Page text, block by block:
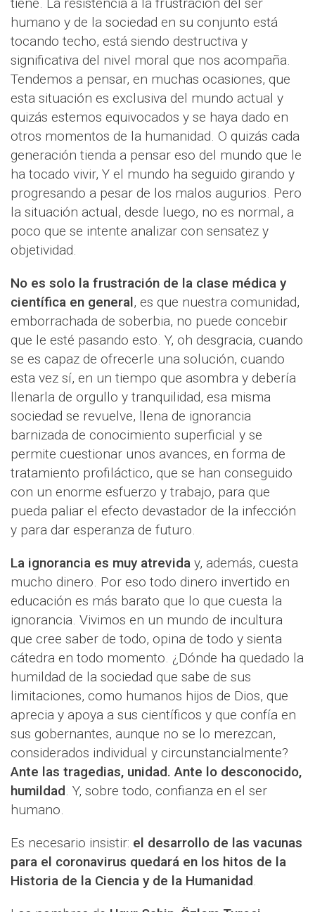
humano y de la sociedad en su conjunto está
tocando techo, está siendo destructiva y
significativa del nivel moral que nos acompaña.
Tendemos a pensar, en muchas ocasiones, que
esta situación es exclusiva del mundo actual y
quizás estemos equivocados y se haya dado en
otros momentos de la humanidad. O quizás cada
generación tienda a pensar eso del mundo que le
ha tocado vivir, Y el mundo ha seguido girando y
progresando a pesar de los malos augurios. Pero
la situación actual, desde luego, no es normal, a
poco que se intente analizar con sensatez y
objetividad.
No es solo la frustración de la clase médica y
científica en general, es que nuestra comunidad,
emborrachada de soberbia, no puede concebir
que le esté pasando esto. Y, oh desgracia, cuando
se es capaz de ofrecerle una solución, cuando
esta vez sí, en un tiempo que asombra y debería
llenarla de orgullo y tranquilidad, esa misma
sociedad se revuelve, llena de ignorancia
barnizada de conocimiento superficial y se
permite cuestionar unos avances, en forma de
tratamiento profiláctico, que se han conseguido
con un enorme esfuerzo y trabajo, para que
pueda paliar el efecto devastador de la infección
y para dar esperanza de futuro.
La ignorancia es muy atrevida y, además, cuesta
mucho dinero. Por eso todo dinero invertido en
educación es más barato que lo que cuesta la
ignorancia. Vivimos en un mundo de incultura
que cree saber de todo, opina de todo y sienta
cátedra en todo momento. ¿Dónde ha quedado la
humildad de la sociedad que sabe de sus
limitaciones, como humanos hijos de Dios, que
aprecia y apoya a sus científicos y que confía en
sus gobernantes, aunque no se lo merezcan,
considerados individual y circunstancialmente?
Ante las tragedias, unidad. Ante lo desconocido,
humildad. Y, sobre todo, confianza en el ser
humano.
Es necesario insistir: el desarrollo de las vacunas
para el coronavirus quedará en los hitos de la
Historia de la Ciencia y de la Humanidad.